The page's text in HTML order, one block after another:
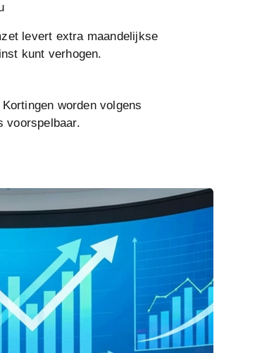
levert extra maandelijkse
kunt verhogen.
worden volgens
voorspelbaar.